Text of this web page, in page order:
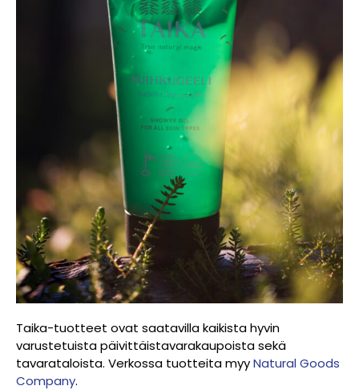
Taika-tuotteet ovat saatavilla kaikista hyvin
varustetuista päivittäistavarakaupoista sekä
tavarataloista. Verkossa tuotteita myyNatural Goods
Company.